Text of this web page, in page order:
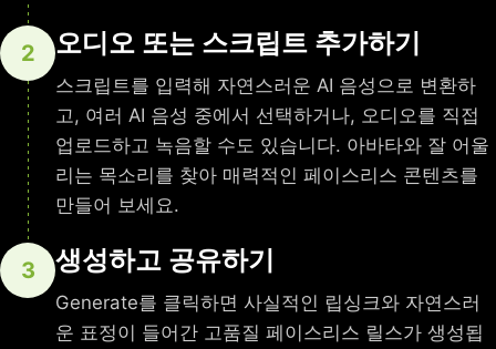
2 오디오 또는 스크립트 추가하기
스크립트를 입력해 자연스러운 AI 음성으로 변환하
고, 여러 AI 음성 중에서 선택하거나, 오디오를 직접
업로드하고 녹음할 수도 있습니다. 아바타와 잘 어울
리는 목소리를 찾아 매력적인 페이스리스 콘텐츠를
만들어 보세요.
3 생성하고 공유하기
Generate를 클릭하면 사실적인 립싱크와 자연스러
운 표정이 들어간 고품질 페이스리스 릴스가 생성됩